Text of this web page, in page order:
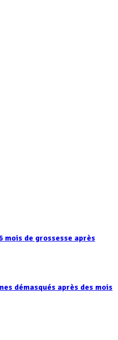
mois de grossesse après
démasqués après des mois